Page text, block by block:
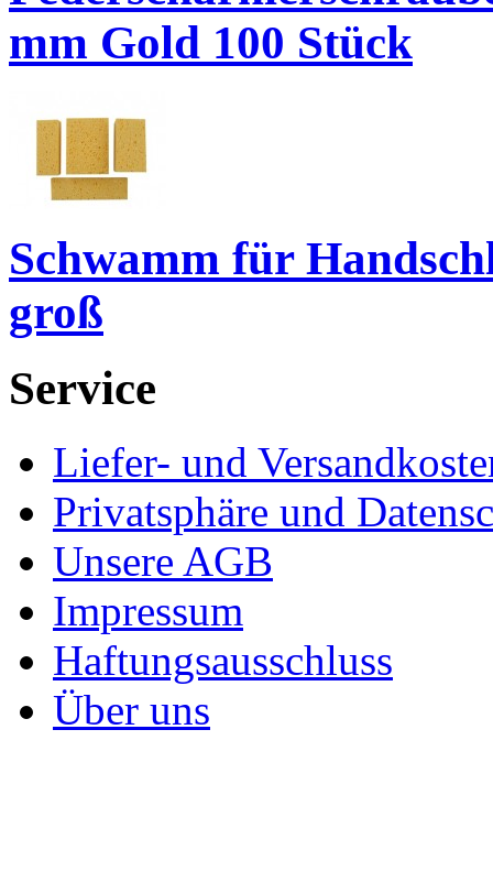
mm Gold 100 Stück
Schwamm für
groß
Service
Liefer- und
Privatsphäre und
Unsere AGB
Impressum
Haftungsausschluss
Über uns